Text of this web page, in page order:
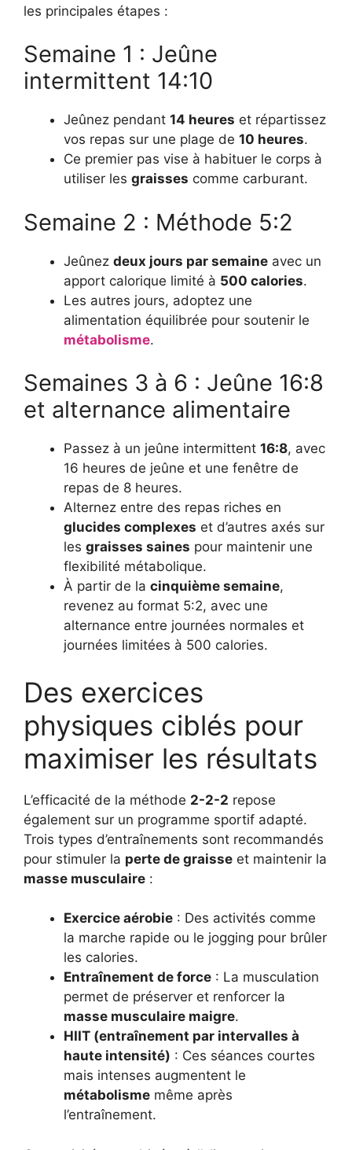
les principales étapes :
Semaine 1 : Jeûne
intermittent 14:10
Jeûnez pendant 14 heures et répartissez
vos repas sur une plage de 10 heures.
Ce premier pas vise à habituer le corps à
utiliser les graisses comme carburant.
Semaine 2 : Méthode 5:2
Jeûnez deux jours par semaine avec un
apport calorique limité à 500 calories.
Les autres jours, adoptez une
alimentation équilibrée pour soutenir le
métabolisme.
Semaines 3 à 6 : Jeûne 16:8
et alternance alimentaire
Passez à un jeûne intermittent 16:8, avec
16 heures de jeûne et une fenêtre de
repas de 8 heures.
Alternez entre des repas riches en
glucides complexes et d’autres axés sur
les graisses saines pour maintenir une
flexibilité métabolique.
À partir de la cinquième semaine,
revenez au format 5:2, avec une
alternance entre journées normales et
journées limitées à 500 calories.
Des exercices
physiques ciblés pour
maximiser les résultats
L’efficacité de la méthode 2-2-2 repose
également sur un programme sportif adapté.
Trois types d’entraînements sont recommandés
pour stimuler la perte de graisse et maintenir la
masse musculaire :
Exercice aérobie : Des activités comme
la marche rapide ou le jogging pour brûler
les calories.
Entraînement de force : La musculation
permet de préserver et renforcer la
masse musculaire maigre.
HIIT (entraînement par intervalles à
haute intensité) : Ces séances courtes
mais intenses augmentent le
métabolisme même après
l’entraînement.